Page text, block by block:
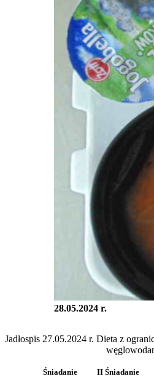
28.05.2024 r.
Jadłospis 27.05.2024 r. Dieta z
Śniadanie II Śniadanie